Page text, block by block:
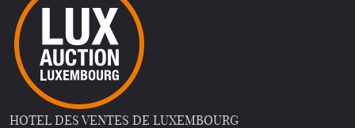
HOTEL DES VENTES DE LUXEMBOURG